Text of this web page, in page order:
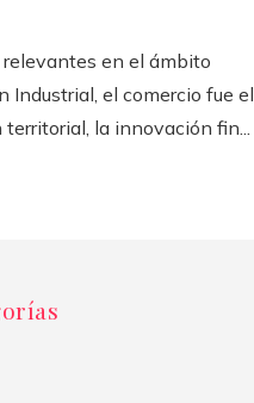
en el ámbito
Industrial, el comercio fue el
la innovación fin...